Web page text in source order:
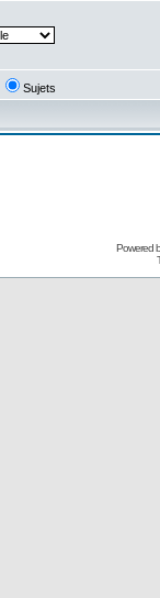
Sujets
Powered